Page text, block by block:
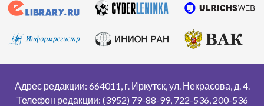
Адрес редакции: 664011, г. Иркутск, ул. Некрасова, д. 4.
Телефон редакции: (3952) 79-88-99, 722-536, 200-536